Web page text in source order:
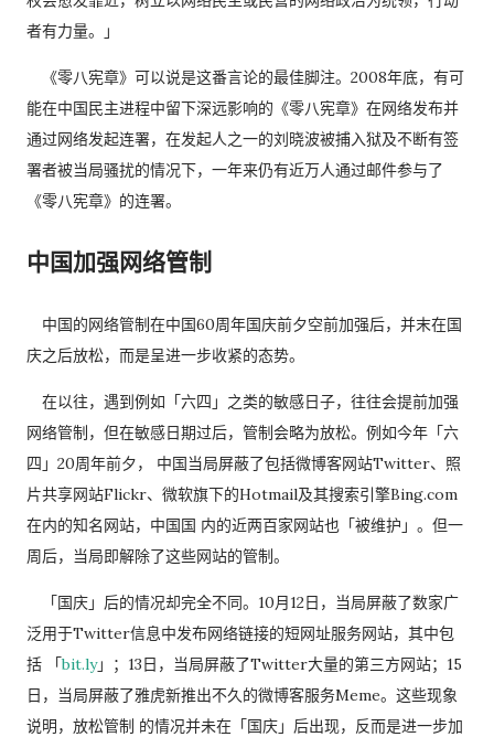
者有力量。」
《零八宪章》可以说是这番言论的最佳脚注。2008年底，有可
能在中国民主进程中留下深远影响的《零八宪章》在网络发布并
通过网络发起连署，在发起人之一的刘晓波被捕入狱及不断有签
署者被当局骚扰的情况下，一年来仍有近万人通过邮件参与了
《零八宪章》的连署。
中国加强网络管制
中国的网络管制在中国60周年国庆前夕空前加强后，并末在国
庆之后放松，而是呈进一步收紧的态势。
在以往，遇到例如「六四」之类的敏感日子，往往会提前加强
网络管制，但在敏感日期过后，管制会略为放松。例如今年「六
四」20周年前夕， 中国当局屏蔽了包括微博客网站Twitter、照
片共享网站Flickr、微软旗下的Hotmail及其搜索引擎Bing.com
在内的知名网站，中国国 内的近两百家网站也「被维护」。但一
周后，当局即解除了这些网站的管制。
「国庆」后的情况却完全不同。10月12日，当局屏蔽了数家广
泛用于Twitter信息中发布网络链接的短网址服务网站，其中包
括 「bit.ly」；13日，当局屏蔽了Twitter大量的第三方网站；15
日，当局屏蔽了雅虎新推出不久的微博客服务Meme。这些现象
说明，放松管制 的情况并未在「国庆」后出现，反而是进一步加